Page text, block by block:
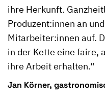
ihre Herkunft.
Produzent:innen an
Mitarbeiter:innen auf.
in der Kette eine faire,
ihre Arbeit erhalten.“
Jan Körner,